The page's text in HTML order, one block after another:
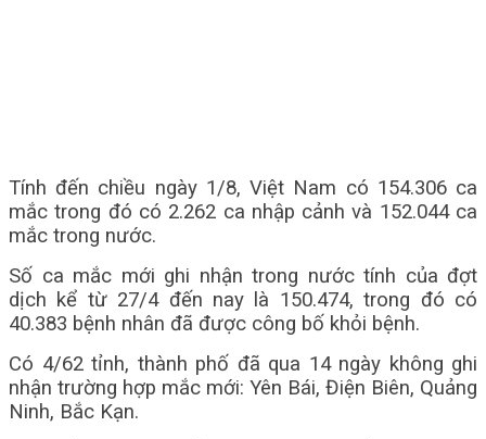
Tính đến chiều ngày 1/8, Việt Nam có 154.306 ca
mắc trong đó có 2.262 ca nhập cảnh và 152.044 ca
mắc trong nước.
Số ca mắc mới ghi nhận trong nước tính của đợt
dịch kể từ 27/4 đến nay là 150.474, trong đó có
40.383 bệnh nhân đã được công bố khỏi bệnh.
Có 4/62 tỉnh, thành phố đã qua 14 ngày không ghi
nhận trường hợp mắc mới: Yên Bái, Điện Biên, Quảng
Ninh, Bắc Kạn.